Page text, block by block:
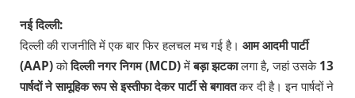
नई दिल्ली:
दिल्ली की राजनीति में एक बार फिर हलचल मच गई है। आम आदमी पार्टी
(AAP)कोदिल्ली नगर निगम (MCD)मेंबड़ा झटकालगा है, जहां उसके13
पार्षदों ने सामूहिक रूप से इस्तीफा देकर पार्टी से बगावतकर दी है। इन पार्षदों ने